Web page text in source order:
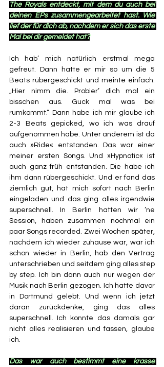
The Royals entdeckt, mit dem du auch bei
deinen EPs zusammengearbeitet hast. Wie
lief der für dich ab, nachdem er sich das erste
Mal bei dir gemeldet hat?
Ich hab’ mich natürlich erstmal mega
gefreut. Dann hatte er mir so um die 5
Beats rübergeschickt und meinte einfach:
„Hier nimm die. Probier’ dich mal ein
bisschen aus. Guck mal was bei
rumkommt.“ Dann habe ich mir glaube ich
2-3 Beats gepicked, wo ich was drauf
aufgenommen habe. Unter anderem ist da
auch »Ride« entstanden. Das war einer
meiner ersten Songs. Und »Hypnotic« ist
auch ganz früh entstanden. Die habe ich
ihm dann rübergeschickt. Und er fand das
ziemlich gut, hat mich sofort nach Berlin
eingeladen und das ging alles irgendwie
superschnell. In Berlin hatten wir ’ne
Session, haben zusammen nochmal ein
paar Songs recorded. Zwei Wochen später,
nachdem ich wieder zuhause war, war ich
schon wieder in Berlin, hab den Vertrag
unterschrieben und seitdem ging alles step
by step. Ich bin dann auch nur wegen der
Musik nach Berlin gezogen. Ich hatte davor
in Dortmund gelebt. Und wenn ich jetzt
daran zurückdenke, ging das alles
superschnell. Ich konnte das damals gar
nicht alles realisieren und fassen, glaube
ich.
Das war auch bestimmt eine krasse